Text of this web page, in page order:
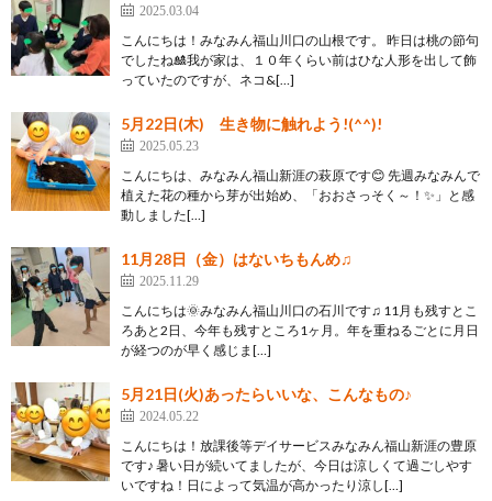
2025.03.04
こんにちは！みなみん福山川口の山根です。 昨日は桃の節句
でしたね🎎我が家は、１０年くらい前はひな人形を出して飾
っていたのですが、ネコ&[…]
5月22日(木) 生き物に触れよう!(^^)!
2025.05.23
こんにちは、みなみん福山新涯の萩原です😊 先週みなみんで
植えた花の種から芽が出始め、「おおさっそく～！✨」と感
動しました[…]
11月28日（金）はないちもんめ♫
2025.11.29
こんにちは🌞みなみん福山川口の石川です♫ 11月も残すとこ
ろあと2日、今年も残すところ1ヶ月。年を重ねるごとに月日
が経つのが早く感じま[…]
5月21日(火)あったらいいな、こんなもの♪
2024.05.22
こんにちは！放課後等デイサービスみなみん福山新涯の豊原
です♪ 暑い日が続いてましたが、今日は涼しくて過ごしやす
いですね！日によって気温が高かったり涼し[…]